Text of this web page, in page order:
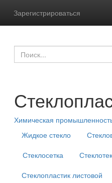
Зарегистрироваться
Химическая
Жидкое стекло
Стеклосетка
Стеклопластик листовой